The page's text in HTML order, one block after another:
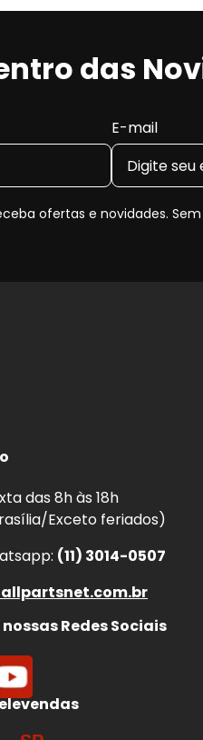
das
E-mail
ofertas e novidades.
das 8h às 18h
Exceto feriados)
(11) 3014-0507
Redes Sociais